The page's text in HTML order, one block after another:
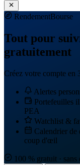
RendementBourse
Tout pour
gratuitement
Créez votre compte en
Alertes
Portefeuilles
PEA
Watchlist &
Calendrier de
coup d'œil
100 % gratuit · sans